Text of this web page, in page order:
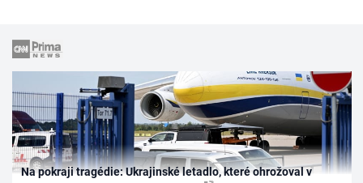
Na pokraji tragédie: Ukrajinské letadlo, které ohrožoval v